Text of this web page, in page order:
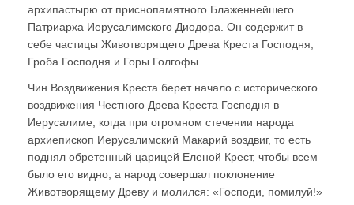
архипастырю от приснопамятного Блаженнейшего
Патриарха Иерусалимского Диодора. Он содержит в
себе частицы Животворящего Древа Креста Господня,
Гроба Господня и Горы Голгофы.
Чин Воздвижения Креста берет начало с исторического
воздвижения Честного Древа Креста Господня в
Иерусалиме, когда при огромном стечении народа
архиепископ Иерусалимский Макарий воздвиг, то есть
поднял обретенный царицей Еленой Крест, чтобы всем
было его видно, а народ совершал поклонение
Животворящему Древу и молился: «Господи, помилуй!»